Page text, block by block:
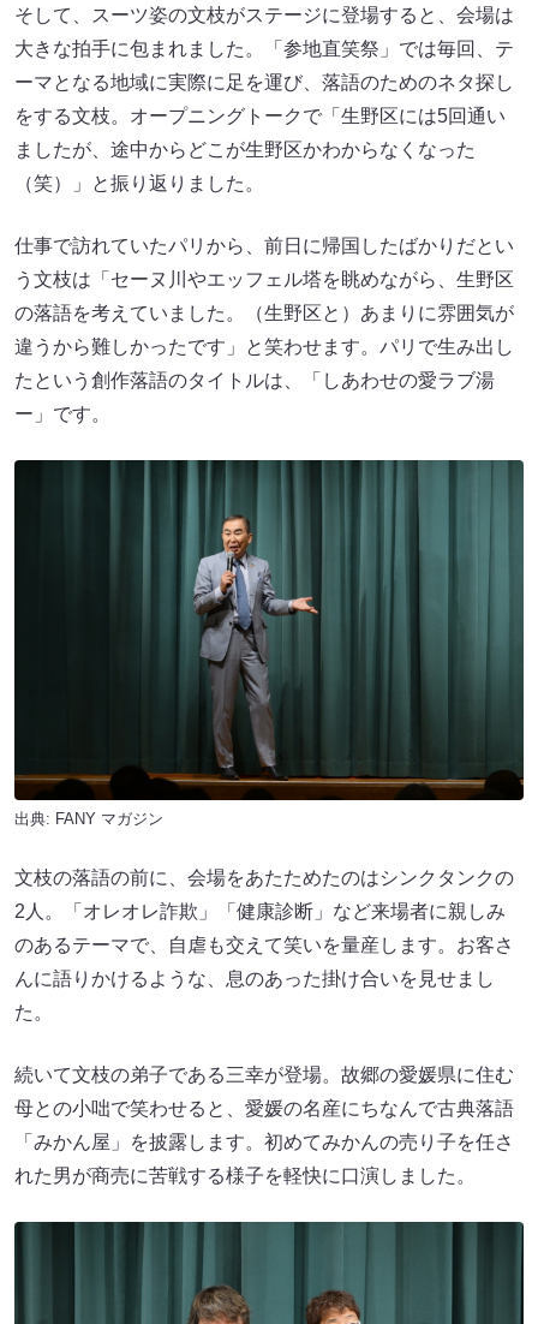
そして、スーツ姿の文枝がステージに登場すると、会場は
大きな拍手に包まれました。「参地直笑祭」では毎回、テ
ーマとなる地域に実際に足を運び、落語のためのネタ探し
をする文枝。オープニングトークで「生野区には5回通い
ましたが、途中からどこが生野区かわからなくなった
（笑）」と振り返りました。
仕事で訪れていたパリから、前日に帰国したばかりだとい
う文枝は「セーヌ川やエッフェル塔を眺めながら、生野区
の落語を考えていました。（生野区と）あまりに雰囲気が
違うから難しかったです」と笑わせます。パリで生み出し
たという創作落語のタイトルは、「しあわせの愛ラブ湯
ー」です。
出典: FANY マガジン
文枝の落語の前に、会場をあたためたのはシンクタンクの
2人。「オレオレ詐欺」「健康診断」など来場者に親しみ
のあるテーマで、自虐も交えて笑いを量産します。お客さ
んに語りかけるような、息のあった掛け合いを見せまし
た。
続いて文枝の弟子である三幸が登場。故郷の愛媛県に住む
母との小咄で笑わせると、愛媛の名産にちなんで古典落語
「みかん屋」を披露します。初めてみかんの売り子を任さ
れた男が商売に苦戦する様子を軽快に口演しました。